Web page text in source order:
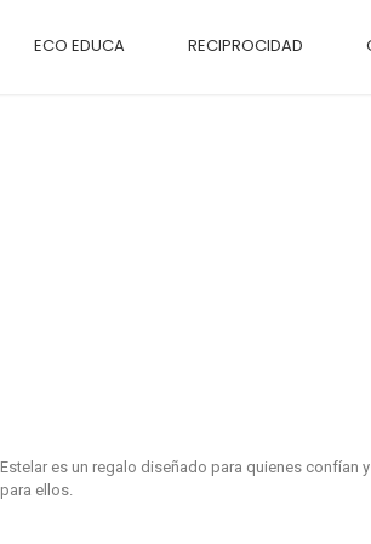
ECO EDUCA RECIPROCIDAD
Estelar es un regalo diseñado para quienes
para ellos.